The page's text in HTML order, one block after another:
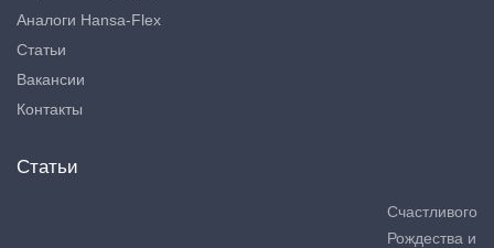
Аналоги Hansa-Flex
Статьи
Вакансии
Контакты
Статьи
Счастливого
Рождества и